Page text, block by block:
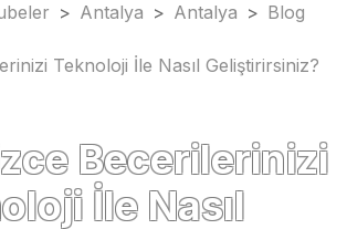
> Antalya > Antalya > Blog
Teknoloji İle Nasıl Geliştirirsiniz?
Becerilerinizi
İle Nasıl